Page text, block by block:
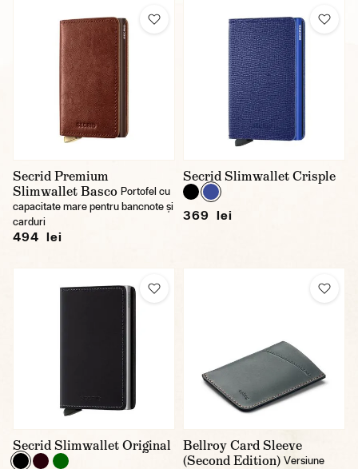
Secrid Premium
Slimwallet Basco Portofel cu
capacitate mare pentru bancnote și
carduri
494 lei
Secrid Slimwallet Crisple
369 lei
Secrid Slimwallet Original
Bellroy Card Sleeve
(Second Edition) Versiune